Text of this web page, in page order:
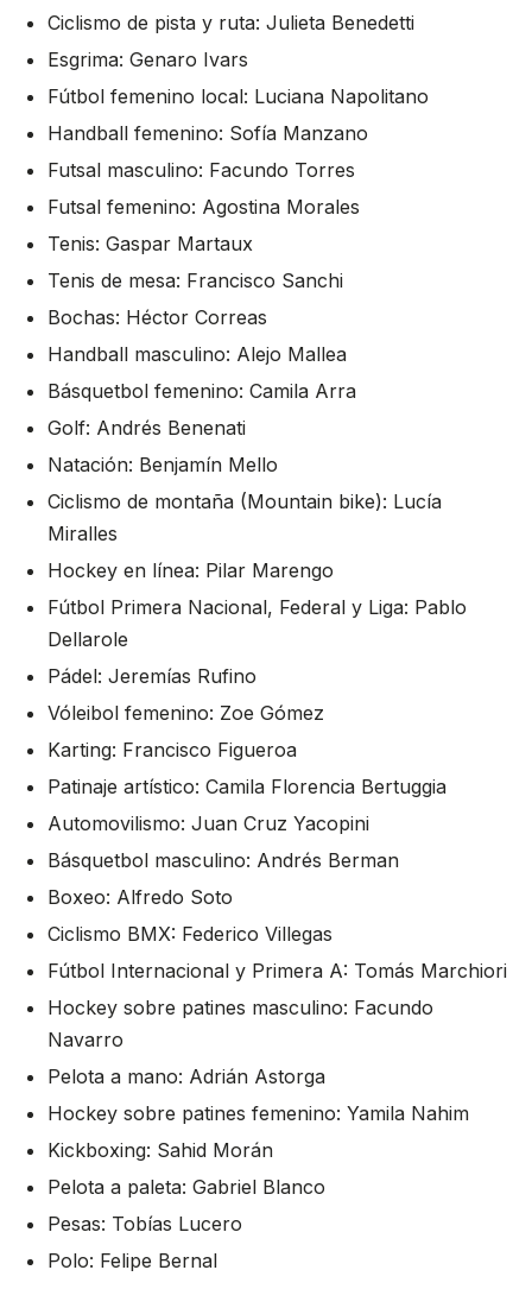
Ciclismo de pista y ruta: Julieta Benedetti
Esgrima: Genaro Ivars
Fútbol femenino local: Luciana Napolitano
Handball femenino: Sofía Manzano
Futsal masculino: Facundo Torres
Futsal femenino: Agostina Morales
Tenis: Gaspar Martaux
Tenis de mesa: Francisco Sanchi
Bochas: Héctor Correas
Handball masculino: Alejo Mallea
Básquetbol femenino: Camila Arra
Golf: Andrés Benenati
Natación: Benjamín Mello
Ciclismo de montaña (Mountain bike): Lucía
Miralles
Hockey en línea: Pilar Marengo
Fútbol Primera Nacional, Federal y Liga: Pablo
Dellarole
Pádel: Jeremías Rufino
Vóleibol femenino: Zoe Gómez
Karting: Francisco Figueroa
Patinaje artístico: Camila Florencia Bertuggia
Automovilismo: Juan Cruz Yacopini
Básquetbol masculino: Andrés Berman
Boxeo: Alfredo Soto
Ciclismo BMX: Federico Villegas
Fútbol Internacional y Primera A: Tomás Marchiori
Hockey sobre patines masculino: Facundo
Navarro
Pelota a mano: Adrián Astorga
Hockey sobre patines femenino: Yamila Nahim
Kickboxing: Sahid Morán
Pelota a paleta: Gabriel Blanco
Pesas: Tobías Lucero
Polo: Felipe Bernal